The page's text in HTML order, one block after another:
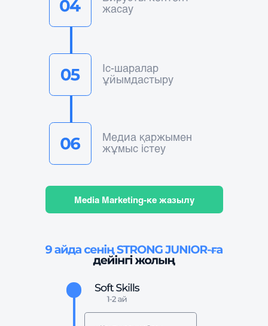
Медиа қаржымен
жұмыс істеу
Іс-шаралар
ұйымдастыру
жасау
Media Marketing-ке жазылу